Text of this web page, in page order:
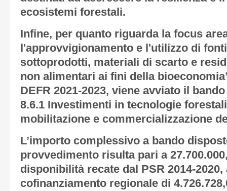
ecosistemi forestali.
Infine, per quanto riguarda la focus
l'approvvigionamento e l'utilizzo di
sottoprodotti, materiali di scarto e
non alimentari ai fini della
DEFR 2021-2023, viene avviato il
8.6.1 Investimenti in tecnologie
mobilitazione e commercializzazione
L’importo complessivo a bando
provvedimento risulta pari a
disponibilità recate dal PSR 2014-
cofinanziamento regionale di